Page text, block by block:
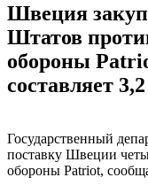
Швеция
Штатов
обороны
составляет
Государственный
поставку Швеции
обороны Patriot,